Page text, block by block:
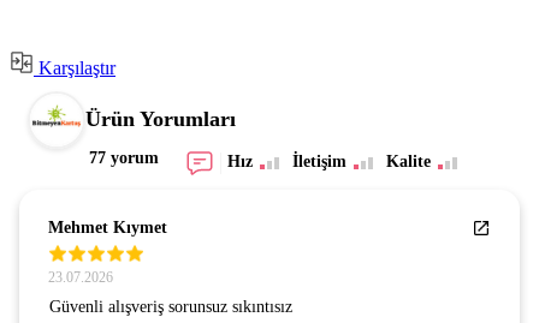
Karşılaştır
Ürün Yorumları
77 yorum Hız İletişim Kalite
Mehmet Kıymet
23.07.2026
Güvenli alışveriş sorunsuz sıkıntısız